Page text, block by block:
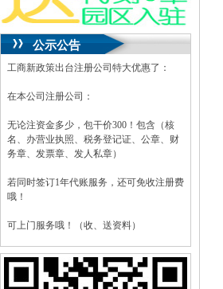
公示公告
工商新政策出台注册公司特大优惠了：
在本公司注册公司：
无论注资金多少，包干价300！包含（核
名、办营业执照、税务登记证、公章、财
务章、发票章、发人私章）
若同时签订1年代账服务，还可免收注册费
哦！
可上门服务哦！（收、送资料）
可加急服务哦！（最快可1工作日）
可代理开银行账户！（我们有长期合作的